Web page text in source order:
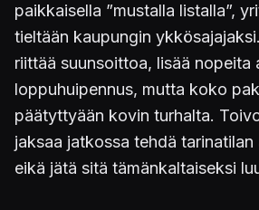
paikkaisella ”mustalla listalla”,
tieltään kaupungin
riittää suunsoittoa, lisää nopeita
loppuhuipennus, mutta koko
päätyttyään kovin turhalta.
jaksaa jatkossa tehdä
eikä jätä sitä tämänkaltaiseksi